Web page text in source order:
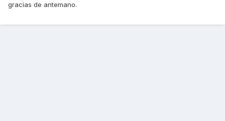
gracias de antemano.